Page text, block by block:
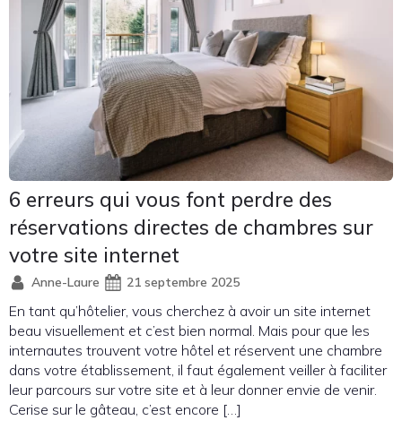
6 erreurs qui vous font perdre des
réservations directes de chambres sur
votre site internet
Anne-Laure 21 septembre 2025
En tant qu’hôtelier, vous cherchez à avoir un site internet
beau visuellement et c’est bien normal. Mais pour que les
internautes trouvent votre hôtel et réservent une chambre
dans votre établissement, il faut également veiller à faciliter
leur parcours sur votre site et à leur donner envie de venir.
Cerise sur le gâteau, c’est encore […]